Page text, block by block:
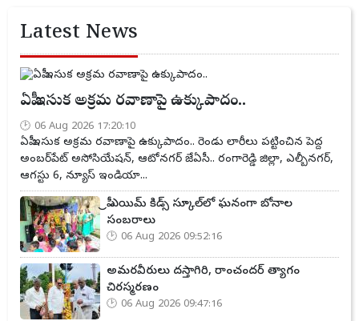
Latest News
ఏపీ ఇసుక అక్రమ రవాణాపై ఉక్కుపాదం..
06 Aug 2026 17:20:10
ఏపీ ఇసుక అక్రమ రవాణాపై ఉక్కుపాదం.. రెండు లారీలు పట్టించిన పెద్ద
అంబర్‌పేట్ అసోసియేషన్, ఆటోనగర్ జేఏసీ.. రంగారెడ్డి జిల్లా, ఎల్బీనగర్,
ఆగస్టు 6, న్యూస్ ఇండియా...
ప్రీ ఎయిమ్ కిడ్స్ స్కూల్‌లో ఘనంగా బోనాల
సంబరాలు
06 Aug 2026 09:52:16
అమరవీరులు దస్తాగిరి, రాంచందర్ త్యాగం
చిరస్మరణం
06 Aug 2026 09:47:16